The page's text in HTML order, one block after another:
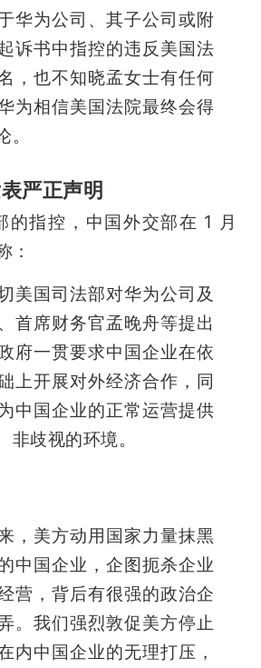
华为公司、其子公司或附
诉书中指控的违反美国法
，也不知晓孟女士有任何
为相信美国法院最终会得
严正声明
的指控，中国外交部在 1 月
：
美国司法部对华为公司及
首席财务官孟晚舟等提出
府一贯要求中国企业在依
上开展对外经济合作，同
中国企业的正常运营提供
非歧视的环境。
，美方动用国家力量抹黑
中国企业，企图扼杀企业
营，背后有很强的政治企
。我们强烈敦促美方停止
内中国企业的无理打压，